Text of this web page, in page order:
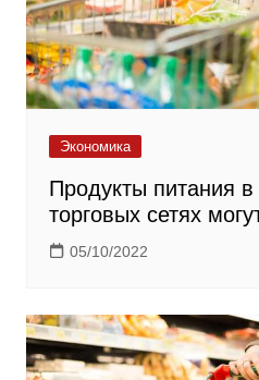
Экономика
Продукты питания
торговых сетях
05/10/2022